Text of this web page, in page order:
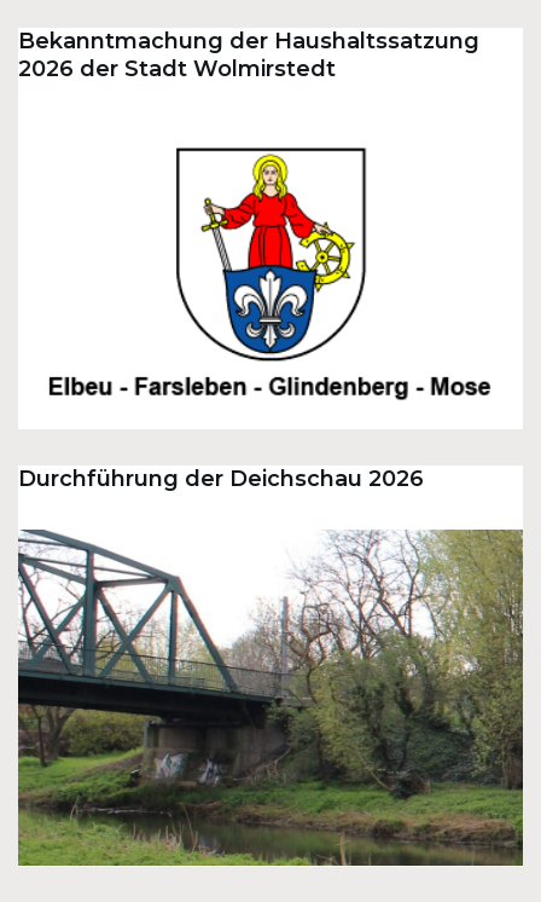
Bekanntmachung der Haushaltssatzung
2026 der Stadt Wolmirstedt
Durchführung der Deichschau 2026